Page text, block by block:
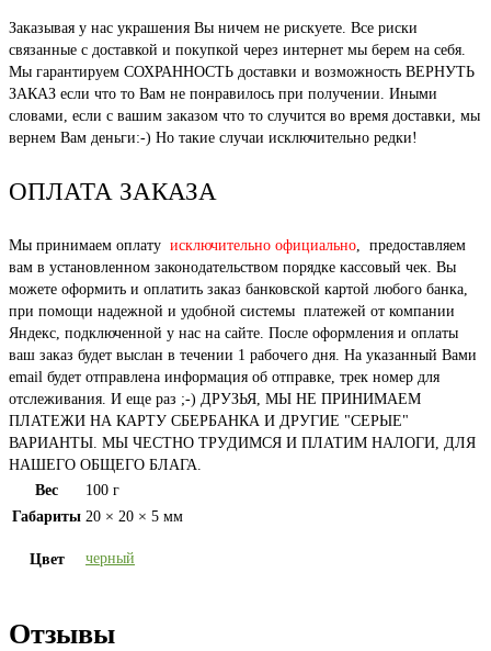
Заказывая у нас украшения Вы ничем не рискуете. Все риски
связанные с доставкой и покупкой через интернет мы берем на себя.
Мы гарантируем СОХРАННОСТЬ доставки и возможность ВЕРНУТЬ
ЗАКАЗ если что то Вам не понравилось при получении. Иными
словами, если с вашим заказом что то случится во время доставки, мы
вернем Вам деньги:-) Но такие случаи исключительно редки!
ОПЛАТА ЗАКАЗА
Мы принимаем оплату исключительно официально, предоставляем
вам в установленном законодательством порядке кассовый чек. Вы
можете оформить и оплатить заказ банковской картой любого банка,
при помощи надежной и удобной системы платежей от компании
Яндекс, подключенной у нас на сайте. После оформления и оплаты
ваш заказ будет выслан в течении 1 рабочего дня. На указанный Вами
email будет отправлена информация об отправке, трек номер для
отслеживания. И еще раз ;-) ДРУЗЬЯ, МЫ НЕ ПРИНИМАЕМ
ПЛАТЕЖИ НА КАРТУ СБЕРБАНКА И ДРУГИЕ "СЕРЫЕ"
ВАРИАНТЫ. МЫ ЧЕСТНО ТРУДИМСЯ И ПЛАТИМ НАЛОГИ, ДЛЯ
НАШЕГО ОБЩЕГО БЛАГА.
Вес
100 г
Габариты 20 × 20 × 5 мм
Цвет черный
Отзывы